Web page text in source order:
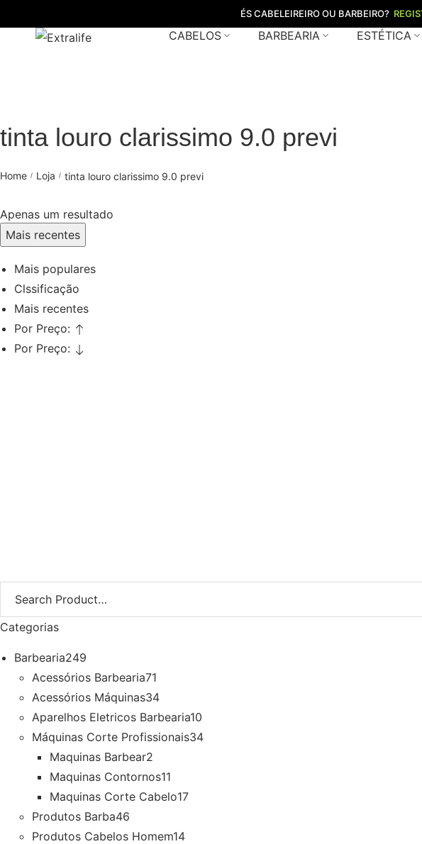
ÉS CABELEIREIRO OU BARBEIRO?
CABELOS BARBEARIA ESTÉTICA
tinta louro clarissimo 9.0 previ
Home / Loja / tinta louro clarissimo 9.0 previ
Apenas um resultado
Mais recentes
Mais populares
Clssificação
Mais recentes
Por Preço:
Por Preço:
Categorias
Barbearia249
Acessórios Barbearia71
Acessórios Máquinas34
Aparelhos Eletricos Barbearia10
Máquinas Corte Profissionais34
Maquinas Barbear2
Maquinas Contornos11
Maquinas Corte Cabelo17
Produtos Barba46
Produtos Cabelos Homem14